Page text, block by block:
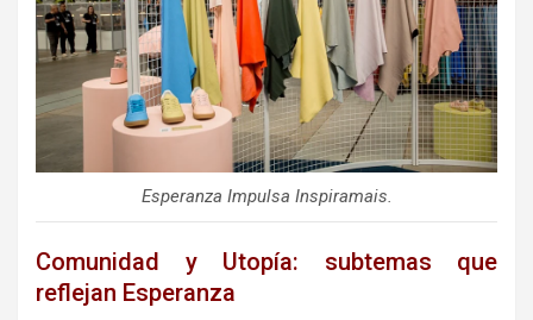
Esperanza Impulsa Inspiramais.
Comunidad y Utopía: subtemas que
reflejan Esperanza